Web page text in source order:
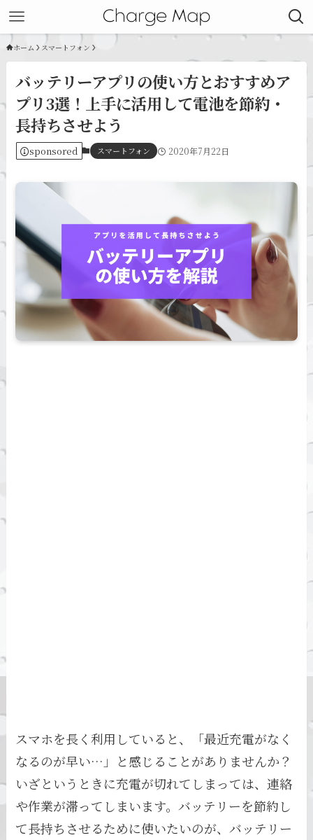
ホーム スマートフォン
バッテリーアプリの使い方とおすすめア
プリ3選！上手に活用して電池を節約・
長持ちさせよう
sponsored スマートフォン 2020年7月22日
スマホを長く利用していると、「最近充電がなく
なるのが早い…」と感じることがありませんか？
いざというときに充電が切れてしまっては、連絡
や作業が滞ってしまいます。バッテリーを節約し
て長持ちさせるために使いたいのが、バッテリー